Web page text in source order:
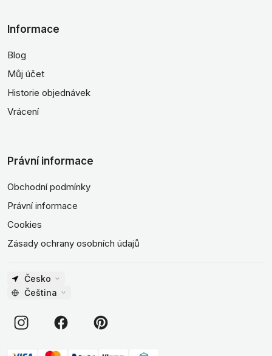
Informace
Blog
Můj účet
Historie objednávek
Vrácení
Právní informace
Obchodní podmínky
Právní informace
Cookies
Zásady ochrany osobních údajů
Česko
Čeština